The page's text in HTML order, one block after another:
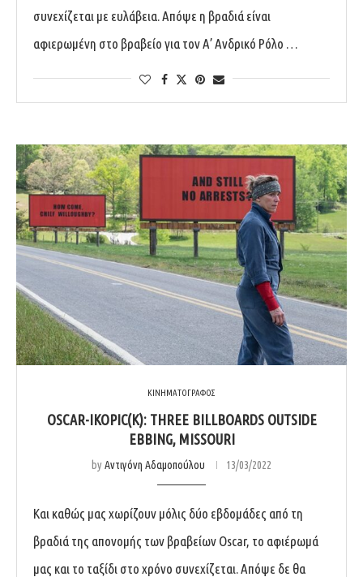
συνεχίζεται με ευλάβεια. Απόψε η βραδιά είναι
αφιερωμένη στο βραβείο για τον Α’ Ανδρικό Ρόλο …
ΚΙΝΗΜΑΤΟΓΡΑΦΟΣ
OSCAR-ΙΚΌPIC(K): THREE BILLBOARDS OUTSIDE
EBBING, MISSOURI
byΑντιγόνη Αδαμοπούλου 13/03/2022
Και καθώς μας χωρίζουν μόλις δύο εβδομάδες από τη
βραδιά της απονομής των βραβείων Oscar, το αφιέρωμά
μας και το ταξίδι στο χρόνο συνεχίζεται. Απόψε δε θα